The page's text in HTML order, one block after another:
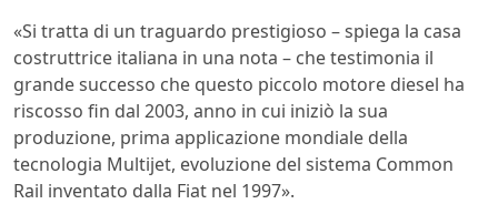
«Si tratta di un traguardo prestigioso – spiega la casa
costruttrice italiana in una nota – che testimonia il
grande successo che questo piccolo motore diesel ha
riscosso fin dal 2003, anno in cui iniziò la sua
produzione, prima applicazione mondiale della
tecnologia Multijet, evoluzione del sistema Common
Rail inventato dalla Fiat nel 1997».